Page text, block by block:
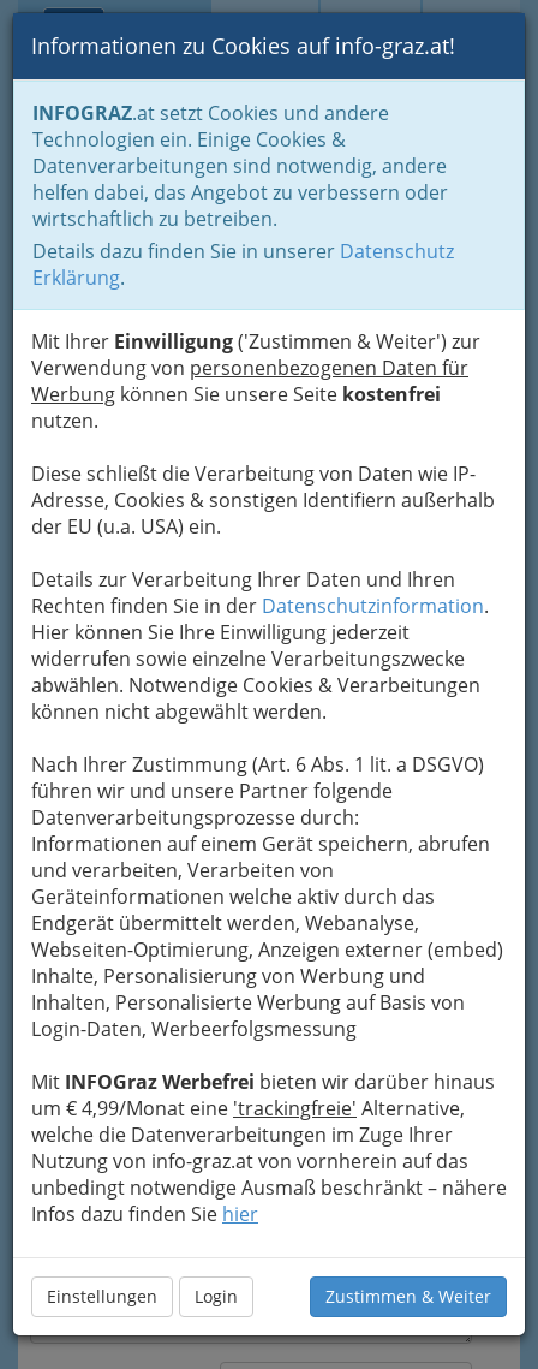
Suche Login Toggle
Informationen zu Cookies auf info-graz.at!
INFOGRAZ.at setzt Cookies und andere
Technologien ein. Einige Cookies &
Datenverarbeitungen sind notwendig, andere
helfen dabei, das Angebot zu verbessern oder
wirtschaftlich zu betreiben.
Details dazu finden Sie in unserer Datenschutz
Erklärung.
Mit Ihrer Einwilligung('Zustimmen & Weiter') zur
Verwendung von personenbezogenen Daten für
Werbung können Sie unsere Seite kostenfrei
nutzen.
Diese schließt die Verarbeitung von Daten wie IP-
Adresse, Cookies & sonstigen Identifiern außerhalb
der EU (u.a. USA) ein.
Details zur Verarbeitung Ihrer Daten und Ihren
Rechten finden Sie in der Datenschutzinformation.
Hier können Sie Ihre Einwilligung jederzeit
widerrufen sowie einzelne Verarbeitungszwecke
abwählen. Notwendige Cookies & Verarbeitungen
können nicht abgewählt werden.
Nach Ihrer Zustimmung (Art. 6 Abs. 1 lit. a DSGVO)
führen wir und unsere Partner folgende
Datenverarbeitungsprozesse durch:
Informationen auf einem Gerät speichern, abrufen
und verarbeiten, Verarbeiten von
Geräteinformationen welche aktiv durch das
Endgerät übermittelt werden, Webanalyse,
Webseiten-Optimierung, Anzeigen externer (embed)
Inhalte, Personalisierung von Werbung und
Inhalten, Personalisierte Werbung auf Basis von
Login-Daten, Werbeerfolgsmessung
Mit INFOGraz Werbefrei bieten wir darüber hinaus
um € 4,99/Monat eine 'trackingfreie' Alternative,
welche die Datenverarbeitungen im Zuge Ihrer
Nutzung von info-graz.at von vornherein auf das
unbedingt notwendige Ausmaß beschränkt – nähere
Infos dazu finden Sie hier
Einstellungen Login Zustimmen & Weiter
Home Branchen
die baulöwen
BaustoffhandelsgmbH -
Baustoffe & Baumarkt
Triesterstraße 432 A, 8055 Graz
+43 316 296 283
Karte anzeigen
Um die Info-Graz Firmenvor Spam-Mails zu
bewahren, verwenden wir an dieser Stelle zur
Übermittlung Ihrer Nachricht ein sicheres
Formular. Ihre Nachricht wird nach dem
Absenden umgehend per Mail an das
BaustoffhandelsgmbH - Baustoffe & Baumarkt
weitergeleitet.
Mein Name
Meine Email Adresse
Mein Betreff
Meine Nachricht